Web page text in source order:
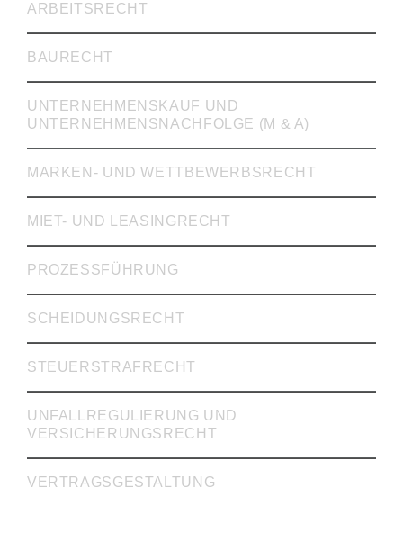
ARBEITSRECHT
BAURECHT
UNTERNEHMENSKAUF UND
UNTERNEHMENSNACHFOLGE (M & A)
MARKEN- UND WETTBEWERBSRECHT
MIET- UND LEASINGRECHT
PROZESSFÜHRUNG
SCHEIDUNGSRECHT
STEUERSTRAFRECHT
UNFALLREGULIERUNG UND
VERSICHERUNGSRECHT
VERTRAGSGESTALTUNG